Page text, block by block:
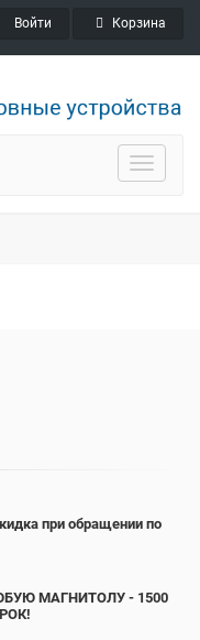
Войти Корзина
Toggle
при обращении по
МАГНИТОЛУ - 1500